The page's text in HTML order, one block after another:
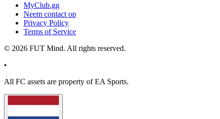
MyClub.gg
Neem contact op
Privacy Policy
Terms of Service
© 2026 FUT Mind. All rights reserved.
•
All FC assets are property of EA Sports.